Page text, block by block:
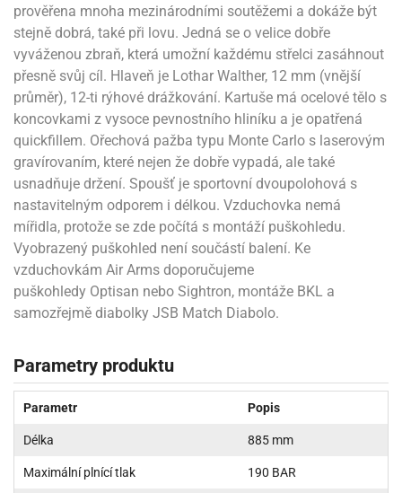
prověřena mnoha mezinárodními soutěžemi a dokáže být
stejně dobrá, také při lovu. Jedná se o velice dobře
vyváženou zbraň, která umožní každému střelci zasáhnout
přesně svůj cíl. Hlaveň je Lothar Walther, 12 mm (vnější
průměr), 12-ti rýhové drážkování. Kartuše má ocelové tělo s
koncovkami z vysoce pevnostního hliníku a je opatřená
quickfillem. Ořechová pažba typu Monte Carlo s laserovým
gravírovaním, které nejen že dobře vypadá, ale také
usnadňuje držení. Spoušť je sportovní dvoupolohová s
nastavitelným odporem i délkou. Vzduchovka nemá
mířidla, protože se zde počítá s montáží puškohledu.
Vyobrazený puškohled není součástí balení. Ke
vzduchovkám Air Arms doporučujeme
puškohledy Optisan nebo Sightron, montáže BKL a
samozřejmě diabolky JSB Match Diabolo.
Parametry produktu
Parametr Popis
Délka 885 mm
Maximální plnící tlak 190 BAR